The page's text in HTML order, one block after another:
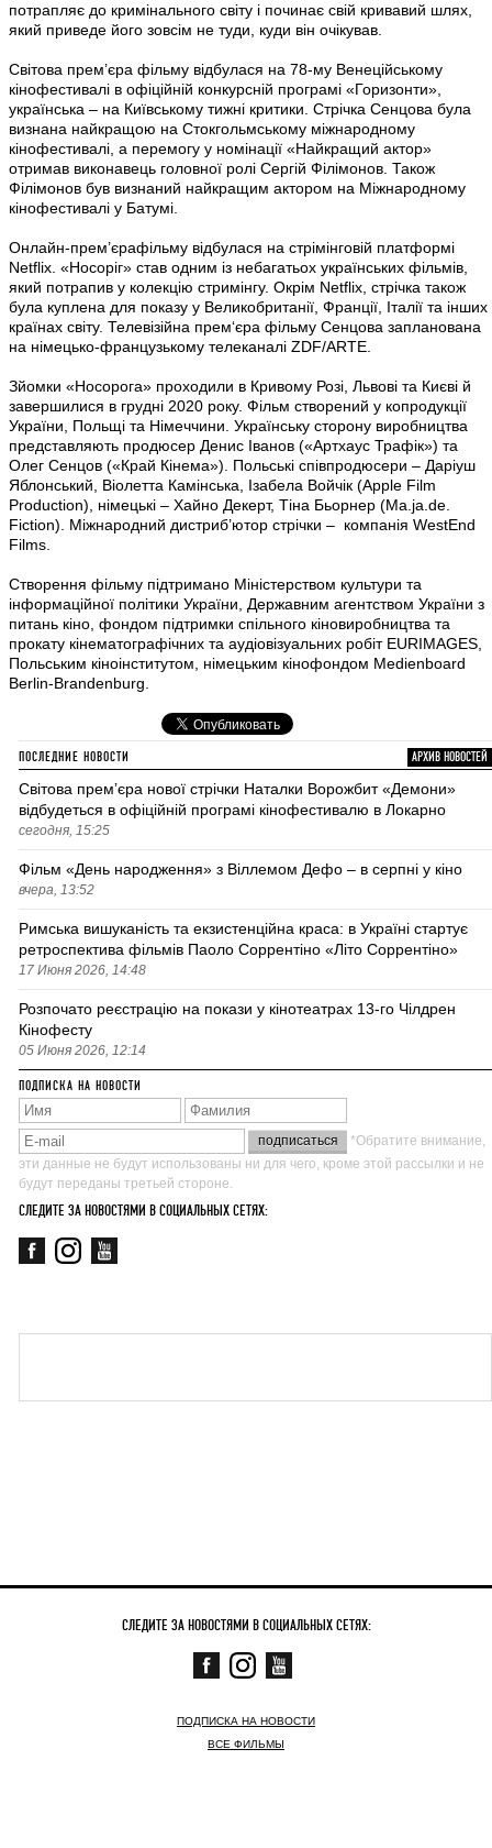
потрапляє до кримінального світу і починає свій кривавий шлях,
який приведе його зовсім не туди, куди він очікував.
Світова прем’єра фільму відбулася на 78-му Венеційському
кінофестивалі в офіційній конкурсній програмі «Горизонти»,
українська – на Київському тижні критики. Стрічка Сенцова була
визнана найкращою на Стокгольмському міжнародному
кінофестивалі, а перемогу у номінації «Найкращий актор»
отримав виконавець головної ролі Сергій Філімонов. Також
Філімонов був визнаний найкращим актором на Міжнародному
кінофестивалі у Батумі.
Онлайн-прем’єрафільму відбулася на стрімінговій платформі
Netflix. «Носоріг» став одним із небагатьох українських фільмів,
який потрапив у колекцію стримінгу. Окрім Netflix, стрічка також
була куплена для показу у Великобританії, Франції, Італії та інших
країнах світу. Телевізійна прем‘єра фільму Сенцова запланована
на німецько-французькому телеканалі ZDF/ARTE.
Зйомки «Носорога» проходили в Кривому Розі, Львові та Києві й
завершилися в грудні 2020 року. Фільм створений у копродукції
України, Польщі та Німеччини. Українську сторону виробництва
представляють продюсер Денис Іванов («Артхаус Трафік») та
Олег Сенцов («Край Кінема»). Польські співпродюсери – Даріуш
Яблонський, Віолетта Камінська, Ізабела Войчік (Apple Film
Production), німецькі – Хайно Декерт, Тіна Бьорнер (Ma.ja.de.
Fiction). Міжнародний дистриб’ютор стрічки – компанія WestEnd
Films.
Створення фільму підтримано Міністерством культури та
інформаційної політики України, Державним агентством України з
питань кіно, фондом підтримки спільного кіновиробництва та
прокату кінематографічних та аудіовізуальних робіт EURIMAGES,
Польським кіноінститутом, німецьким кінофондом Medienboard
Berlin-Brandenburg.
ПОСЛЕДНИЕ НОВОСТИ АРХИВ НОВОСТЕЙ
Світова премʼєра нової стрічки Наталки Ворожбит «Демони»
відбудеться в офіційній програмі кінофестивалю в Локарно
сегодня, 15:25
Фільм «День народження» з Віллемом Дефо – в серпні у кіно
вчера, 13:52
Римська вишуканість та екзистенційна краса: в Україні стартує
ретроспектива фільмів Паоло Соррентіно «Літо Соррентіно»
17 Июня 2026, 14:48
Розпочато реєстрацію на покази у кінотеатрах 13-го Чілдрен
Кінофесту
05 Июня 2026, 12:14
ПОДПИСКА НА НОВОСТИ
*Обратите внимание,
эти данные не будут использованы ни для чего, кроме этой рассылки и не
будут переданы третьей стороне.
СЛЕДИТЕ ЗА НОВОСТЯМИ В СОЦИАЛЬНЫХ СЕТЯХ:
СЛЕДИТЕ ЗА НОВОСТЯМИ В СОЦИАЛЬНЫХ СЕТЯХ:
ПОДПИСКА НА НОВОСТИ
ВСЕ ФИЛЬМЫ